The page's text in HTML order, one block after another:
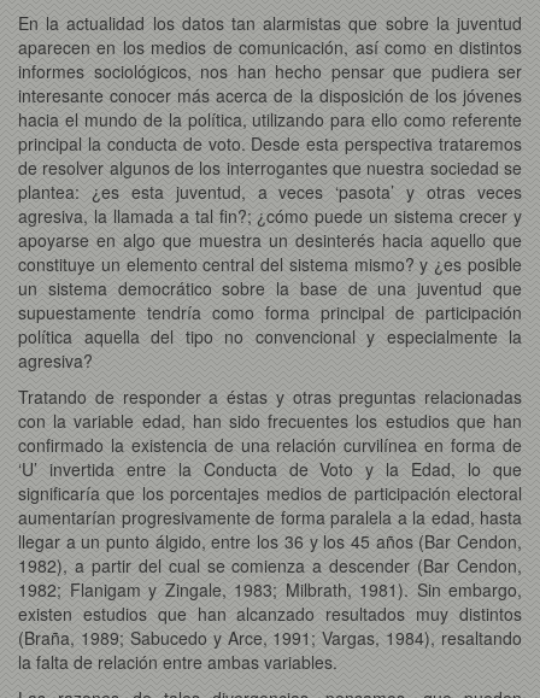
En la actualidad los datos tan alarmistas que sobre la juventud
aparecen en los medios de comunicación, así como en distintos
informes sociológicos, nos han hecho pensar que pudiera ser
interesante conocer más acerca de la disposición de los jóvenes
hacia el mundo de la política, utilizando para ello como referente
principal la conducta de voto. Desde esta perspectiva trataremos
de resolver algunos de los interrogantes que nuestra sociedad se
plantea: ¿es esta juventud, a veces ‘pasota’ y otras veces
agresiva, la llamada a tal fin?; ¿cómo puede un sistema crecer y
apoyarse en algo que muestra un desinterés hacia aquello que
constituye un elemento central del sistema mismo? y ¿es posible
un sistema democrático sobre la base de una juventud que
supuestamente tendría como forma principal de participación
política aquella del tipo no convencional y especialmente la
agresiva?
Tratando de responder a éstas y otras preguntas relacionadas
con la variable edad, han sido frecuentes los estudios que han
confirmado la existencia de una relación curvilínea en forma de
‘U’ invertida entre la Conducta de Voto y la Edad, lo que
significaría que los porcentajes medios de participación electoral
aumentarían progresivamente de forma paralela a la edad, hasta
llegar a un punto álgido, entre los 36 y los 45 años (Bar Cendon,
1982), a partir del cual se comienza a descender (Bar Cendon,
1982; Flanigam y Zingale, 1983; Milbrath, 1981). Sin embargo,
existen estudios que han alcanzado resultados muy distintos
(Braña, 1989; Sabucedo y Arce, 1991; Vargas, 1984), resaltando
la falta de relación entre ambas variables.